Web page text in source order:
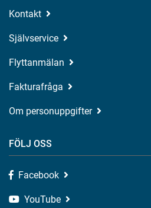
Kontakt
Självservice
Flyttanmälan
Fakturafråga
Om personuppgifter
FÖLJ OSS
Facebook
YouTube